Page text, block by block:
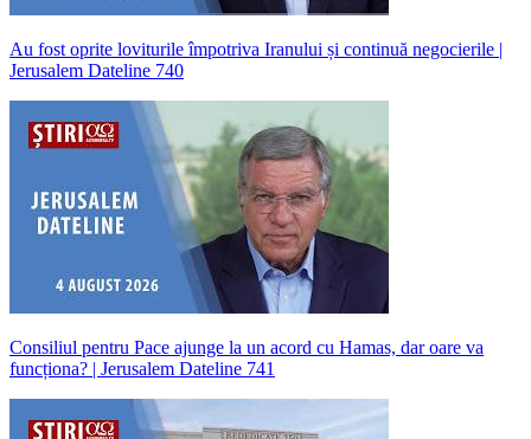
Au fost oprite loviturile împotriva Iranului și continuă negocierile |
Jerusalem Dateline 740
Consiliul pentru Pace ajunge la un acord cu Hamas, dar oare va
funcționa? | Jerusalem Dateline 741